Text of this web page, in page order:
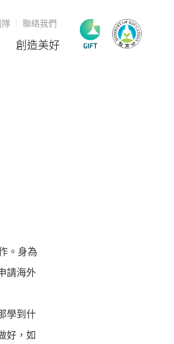
創造美好
聯絡我們
。身為
請海外
學到什
好，如